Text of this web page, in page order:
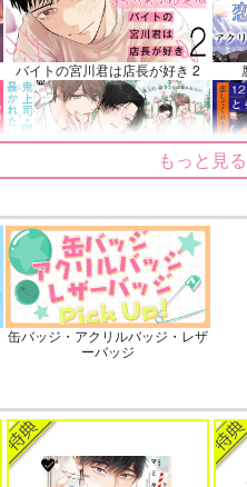
バイトの宮川君は店長が好き 2
忠犬部下とツンデレ少尉 2
愛とかいろいろあるところ あ
もっと見る
缶バッジ・アクリルバッジ・レザ
ーバッジ